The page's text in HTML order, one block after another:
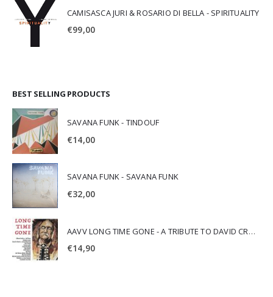
CAMISASCA JURI & ROSARIO DI BELLA - SPIRITUALITY
€99,00
BEST SELLING PRODUCTS
SAVANA FUNK - TINDOUF
€14,00
SAVANA FUNK - SAVANA FUNK
€32,00
AAVV LONG TIME GONE - A TRIBUTE TO DAVID CROSBY
€14,90